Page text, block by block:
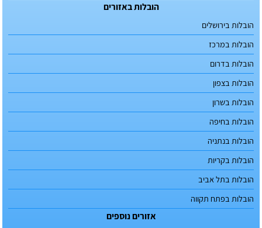
הובלות באזורים
הובלות בירושלים
הובלות במרכז
הובלות בדרום
הובלות בצפון
הובלות בשרון
הובלות בחיפה
הובלות בנתניה
הובלות בקריות
הובלות בתל אביב
הובלות בפתח תקווה
אזורים נוספים